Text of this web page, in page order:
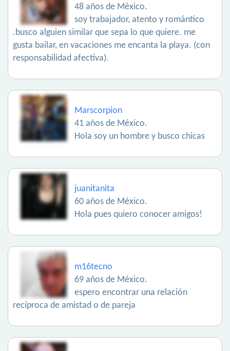
48 años de México.
soy trabajador, atento y romántico
.busco alguien similar que sepa lo que quiere. me
gusta bailar, en vacaciones me encanta la playa. (con
responsabilidad afectiva).
Marscorpion
41 años de México.
Hola soy un hombre y busco chicas
juanitanita
60 años de México.
Hola pues quiero conocer amigos!
m16tecno
69 años de México.
espero encontrar una relación
recíproca de amistad o de pareja